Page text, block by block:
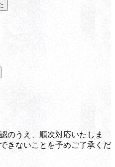
のうえ、順次対応いたしま
きないことを予めご了承くだ